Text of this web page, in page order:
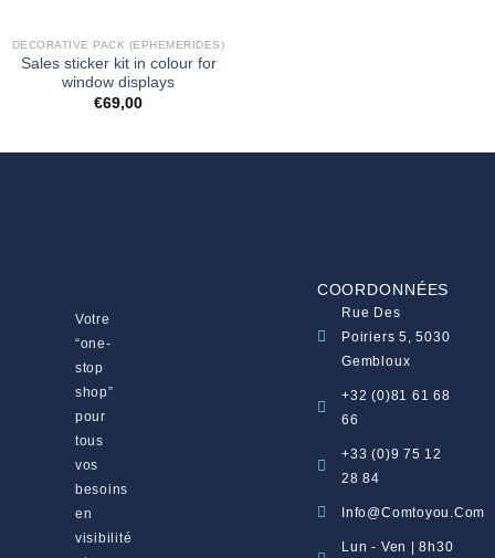
DECORATIVE PACK (EPHEMERIDES)
Sales sticker kit in colour for
window displays
€69,00
Votre
“one-
stop
shop”
pour
tous
vos
besoins
en
visibilité
COORDONNÉES
Rue Des
Poiriers 5, 5030
Gembloux
+32 (0)81 61 68
66
+33 (0)9 75 12
28 84
Info@comtoyou.com
Lun - Ven | 8h30